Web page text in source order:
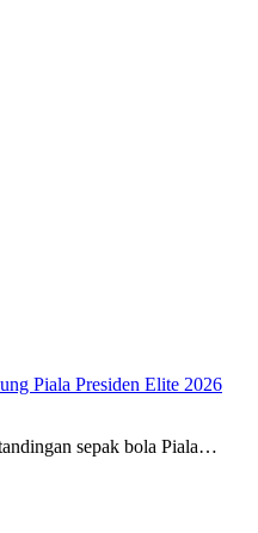
Piala Presiden Elite 2026
sepak bola Piala…